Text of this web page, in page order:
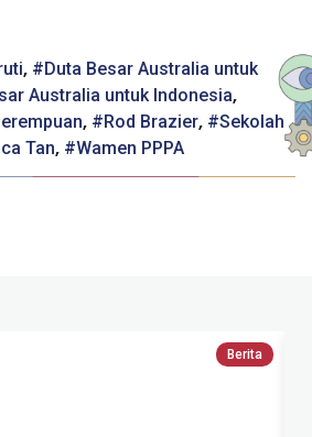
,
Duta Besar Australia untuk
Australia untuk Indonesia,
, Rod Brazier,
Sekolah
Tan, Wamen PPPA
Berita